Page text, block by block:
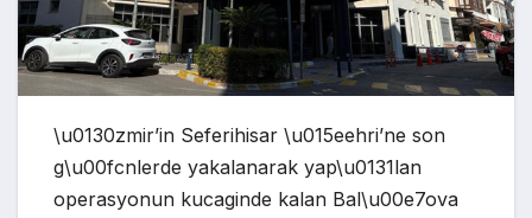
\u0130zmir’in Seferihisar \u015eehri’ne son
g\u00fcnlerde yakalanarak yap\u0131lan
operasyonun kucaginde kalan Bal\u00e7ova